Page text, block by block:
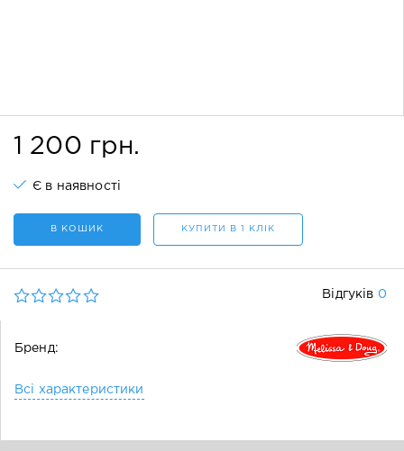
1 200 грн.
Є в наявності
В КОШИК КУПИТИ В 1 КЛІК
Відгуків 0
Бренд:
Всі характеристики